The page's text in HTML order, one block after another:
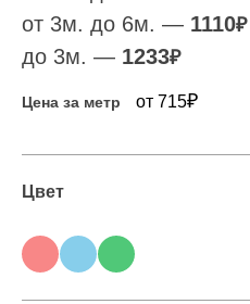
от 3м. до 6м. — 1110₽
до 3м. — 1233₽
Цена за метр от 715₽
Цвет